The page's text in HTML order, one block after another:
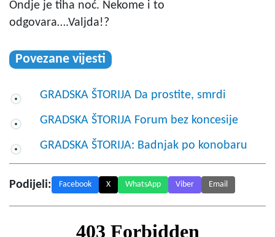
Ondje je tiha noć. Nekome i to
odgovara….Valjda!?
Povezane vijesti
GRADSKA ŠTORIJA Da prostite, smrdi
GRADSKA ŠTORIJA Forum bez koncesije
GRADSKA ŠTORIJA: Badnjak po konobaru
Podijeli: Facebook X WhatsApp Viber Email